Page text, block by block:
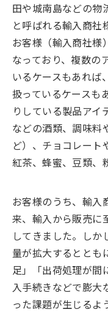
田や城南島などの物
と呼ばれる輸入商社
お客様（輸入商社様
なっており、複数の
いるケースもあれば
扱っているケースも
りしている製品アイ
などの酒類、調味料
ど）、チョコレート
紅茶、蜂蜜、豆類、
お客様のうち、輸入
来、輸入から販売に
してきました。しか
量が拡大するととも
足」「出荷処理が間
入手続きなどで膨大
った課題が生じるよ